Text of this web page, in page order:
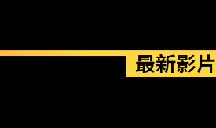
最新影片